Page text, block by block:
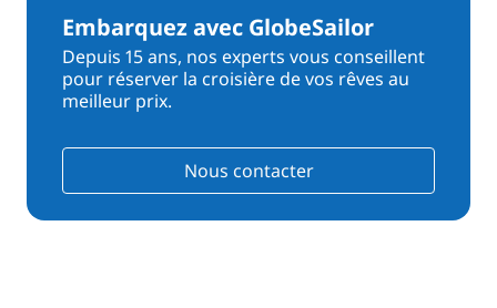
Embarquez avec GlobeSailor
Depuis 15 ans, nos experts vous conseillent
pour réserver la croisière de vos rêves au
meilleur prix.
Nous contacter